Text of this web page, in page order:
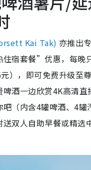
Kai Tak) 亦推出
住宿套餐” 优惠，每晚
），即可免费升级至尊
酒一边欣赏4K高清直
吧（内含4罐啤酒、4罐
双人自助早餐或精选